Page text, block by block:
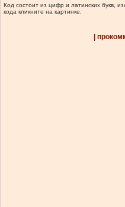
Код состоит из цифр и латинских букв,
кода кликните на картинке.
|